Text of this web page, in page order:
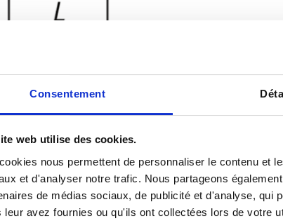
Consentement
web utilise des cookies.
nous permettent de personnaliser le contenu et
et d'analyser notre trafic. Nous partageons
de médias sociaux, de publicité et d'analyse,
leur avez fournies ou qu'ils ont collectées lors de votre
L1
56
D1
16